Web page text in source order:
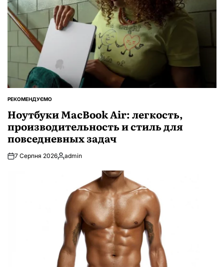
ОПУБЛІКУВАТИ
РЕКОМЕНДУЄМО
Ноутбуки MacBook Air: легкость,
производительность и стиль для
повседневных задач
7 Серпня 2026Опубліковано
admin